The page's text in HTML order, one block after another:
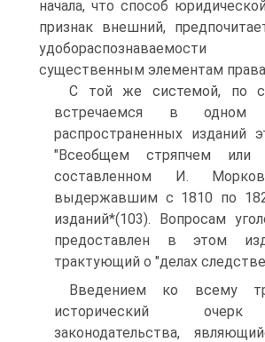
начала, что способ
признак внешний,
существенным элементам
С той же системой, по
встречаемся в
распространенных изданий
"Всеобщем стряпчем или
составленном И.
выдержавшим с 1810 по
изданий*(103). Вопросам
предоставлен в этом
трактующий о "делах
Введением ко всему
исторический очерк
законодательства,